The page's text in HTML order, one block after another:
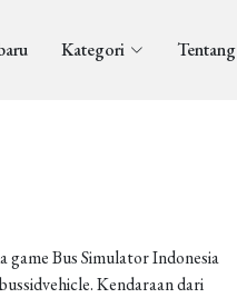
Kategori Tentang
Bus Simulator Indonesia
Kendaraan dari